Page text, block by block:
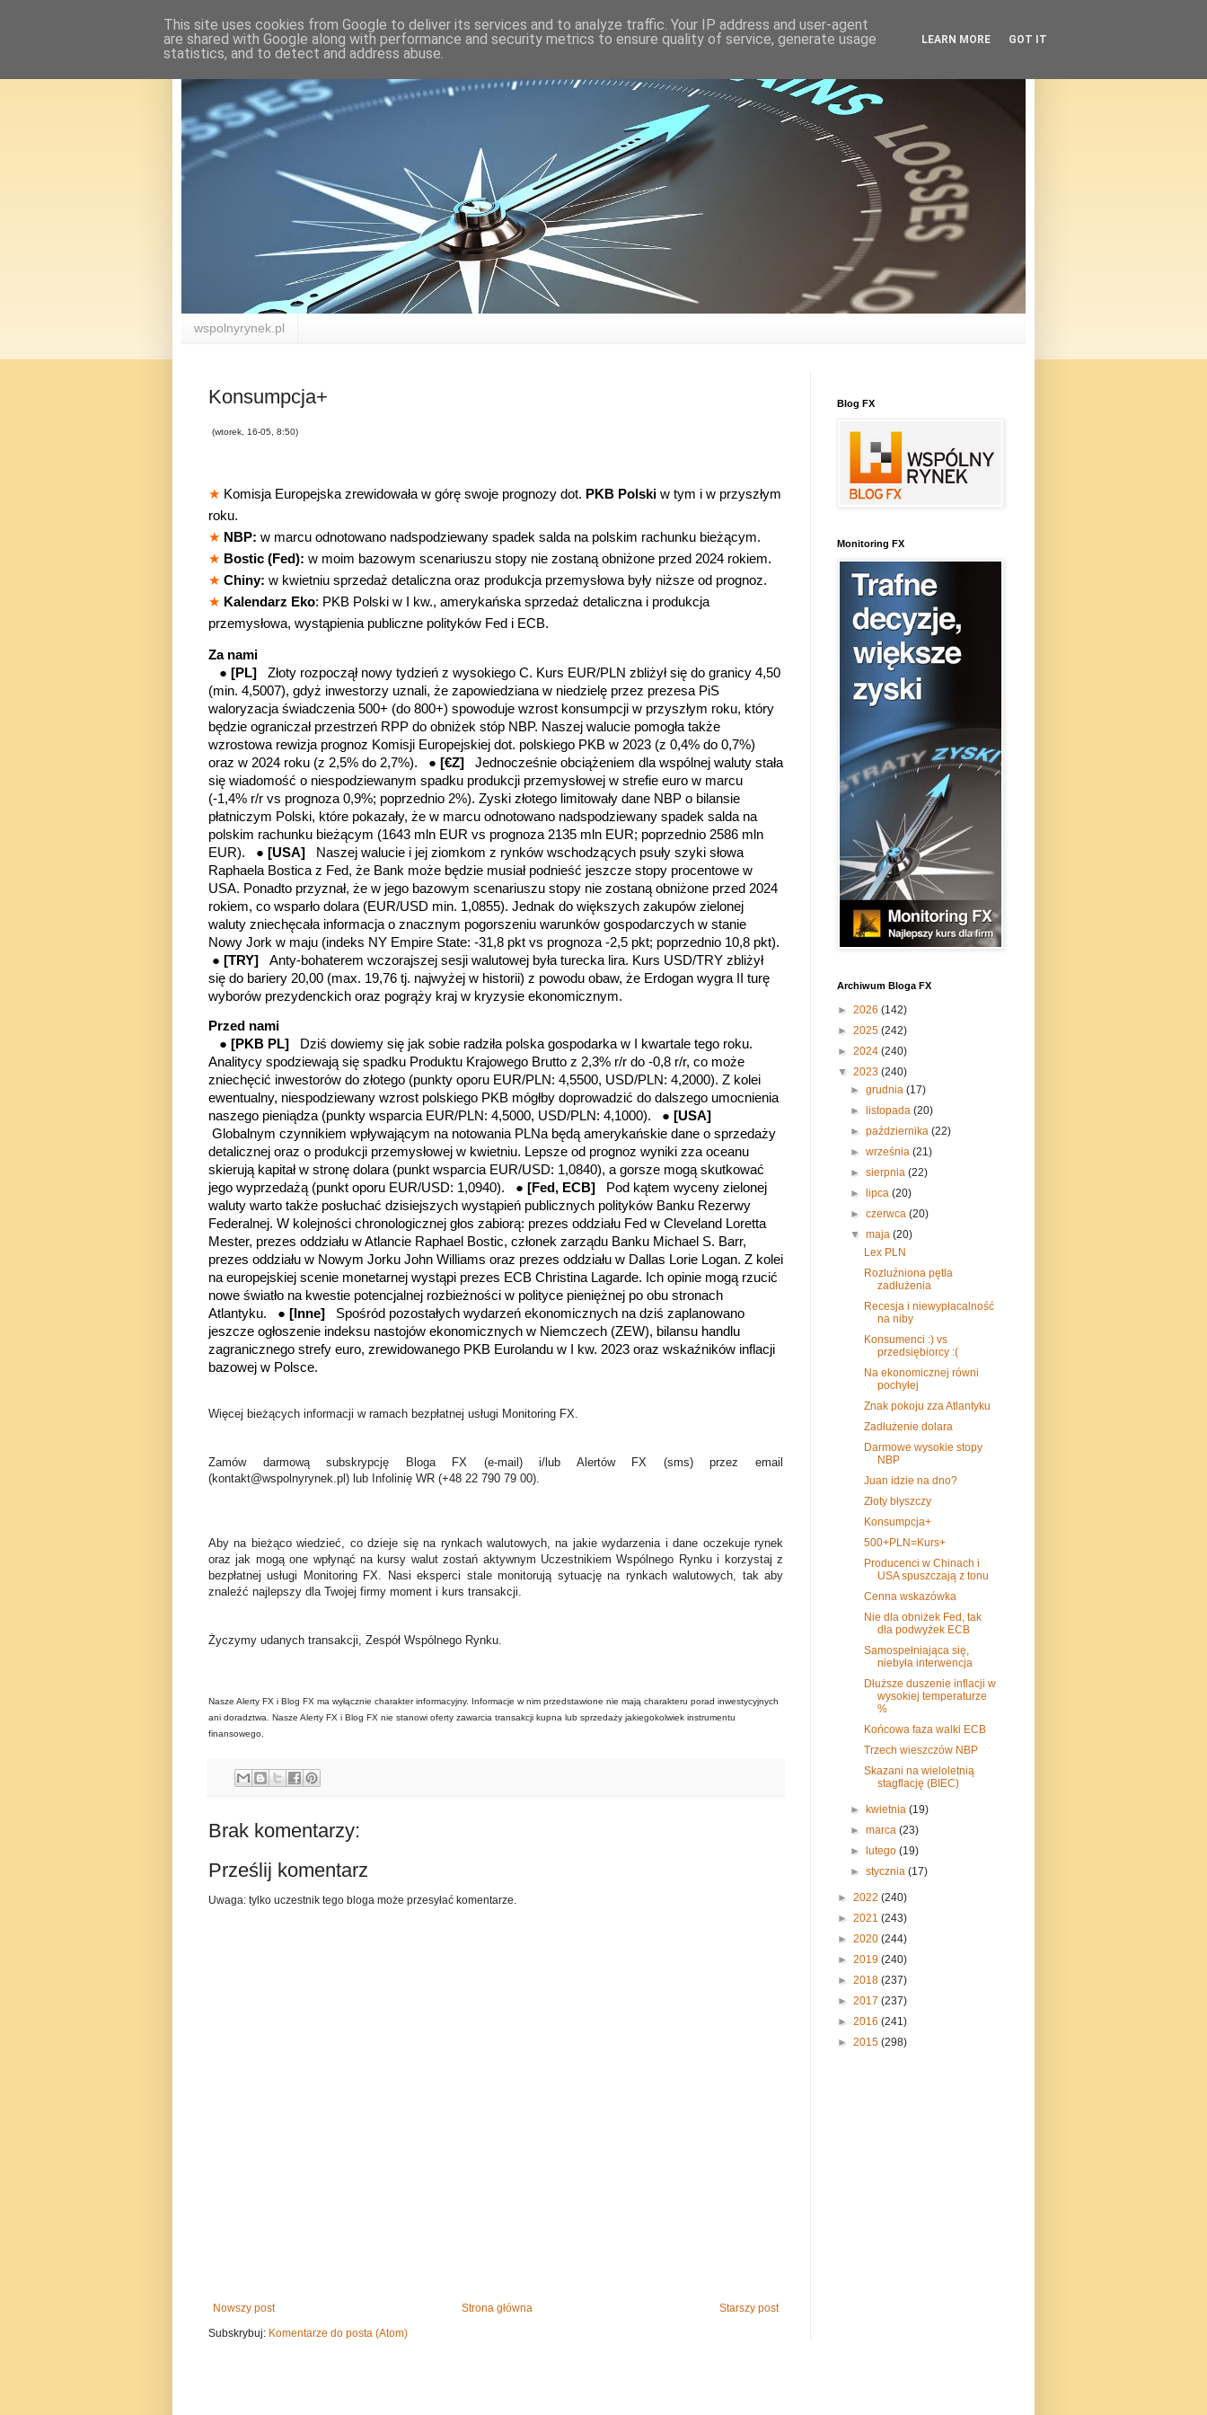
wspolnyrynek.pl
Konsumpcja+
(wtorek, 16-05, 8:50)
★ Komisja Europejska zrewidowała w górę swoje prognozy dot. PKB Polski w tym i w przyszłym
roku.
★ NBP: w marcu odnotowano nadspodziewany spadek salda na polskim rachunku bieżącym.
★ Bostic (Fed): w moim bazowym scenariuszu stopy nie zostaną obniżone przed 2024 rokiem.
★ Chiny: w kwietniu sprzedaż detaliczna oraz produkcja przemysłowa były niższe od prognoz.
★ Kalendarz Eko: PKB Polski w I kw., amerykańska sprzedaż detaliczna i produkcja
przemysłowa, wystąpienia publiczne polityków Fed i ECB.
Za nami
● [PL] Złoty rozpoczął nowy tydzień z wysokiego C. Kurs EUR/PLN zbliżył się do granicy 4,50
(min. 4,5007), gdyż inwestorzy uznali, że zapowiedziana w niedzielę przez prezesa PiS
waloryzacja świadczenia 500+ (do 800+) spowoduje wzrost konsumpcji w przyszłym roku, który
będzie ograniczał przestrzeń RPP do obniżek stóp NBP. Naszej walucie pomogła także
wzrostowa rewizja prognoz Komisji Europejskiej dot. polskiego PKB w 2023 (z 0,4% do 0,7%)
oraz w 2024 roku (z 2,5% do 2,7%). ● [€Z] Jednocześnie obciążeniem dla wspólnej waluty stała
się wiadomość o niespodziewanym spadku produkcji przemysłowej w strefie euro w marcu
(-1,4% r/r vs prognoza 0,9%; poprzednio 2%). Zyski złotego limitowały dane NBP o bilansie
płatniczym Polski, które pokazały, że w marcu odnotowano nadspodziewany spadek salda na
polskim rachunku bieżącym (1643 mln EUR vs prognoza 2135 mln EUR; poprzednio 2586 mln
EUR). ● [USA]
Naszej walucie i jej ziomkom z rynków wschodzących psuły szyki słowa
Raphaela Bostica z Fed, że Bank może będzie musiał podnieść jeszcze stopy procentowe w
USA. Ponadto przyznał, że w jego bazowym scenariuszu stopy nie zostaną obniżone przed 2024
rokiem, co wsparło dolara (EUR/USD min. 1,0855). Jednak do większych zakupów zielonej
waluty zniechęcała informacja o znacznym pogorszeniu warunków gospodarczych w stanie
Nowy Jork w maju (indeks NY Empire State: -31,8 pkt vs prognoza -2,5 pkt; poprzednio 10,8 pkt).
● [TRY] Anty-bohaterem wczorajszej sesji walutowej była turecka lira. Kurs USD/TRY zbliżył
się do bariery 20,00 (max. 19,76 tj. najwyżej w historii) z powodu obaw, że Erdogan wygra II turę
wyborów prezydenckich oraz pogrąży kraj w kryzysie ekonomicznym.
Przed nami
● [PKB PL] Dziś dowiemy się jak sobie radziła polska gospodarka w I kwartale tego roku.
Analitycy spodziewają się spadku Produktu Krajowego Brutto z 2,3% r/r do -0,8 r/r, co może
zniechęcić inwestorów do złotego (punkty oporu EUR/PLN: 4,5500, USD/PLN: 4,2000). Z kolei
ewentualny, niespodziewany wzrost polskiego PKB mógłby doprowadzić do dalszego umocnienia
naszego pieniądza (punkty wsparcia EUR/PLN: 4,5000, USD/PLN: 4,1000). ● [USA]
Globalnym czynnikiem wpływającym na notowania PLNa będą amerykańskie dane o sprzedaży
detalicznej oraz o produkcji przemysłowej w kwietniu. Lepsze od prognoz wyniki zza oceanu
skierują kapitał w stronę dolara (punkt wsparcia EUR/USD: 1,0840), a gorsze mogą skutkować
jego wyprzedażą (punkt oporu EUR/USD: 1,0940). ● [Fed, ECB]
Pod kątem wyceny zielonej
waluty warto także posłuchać dzisiejszych wystąpień publicznych polityków Banku Rezerwy
Federalnej. W kolejności chronologicznej głos zabiorą: prezes oddziału Fed w Cleveland Loretta
Mester, prezes oddziału w Atlancie Raphael Bostic, członek zarządu Banku Michael S. Barr,
prezes oddziału w Nowym Jorku John Williams oraz prezes oddziału w Dallas Lorie Logan. Z kolei
na europejskiej scenie monetarnej wystąpi prezes ECB Christina Lagarde. Ich opinie mogą rzucić
nowe światło na kwestie potencjalnej rozbieżności w polityce pieniężnej po obu stronach
Atlantyku. ● [Inne] Spośród pozostałych wydarzeń ekonomicznych na dziś zaplanowano
jeszcze ogłoszenie indeksu nastojów ekonomicznych w Niemczech (ZEW), bilansu handlu
zagranicznego strefy euro, zrewidowanego PKB Eurolandu w I kw. 2023 oraz wskaźników inflacji
bazowej w Polsce.
Więcej bieżących informacji w ramach bezpłatnej usługi Monitoring FX.
Zamów darmową subskrypcję Bloga FX (e-mail) i/lub Alertów FX (sms) przez email
(kontakt@wspolnyrynek.pl) lub Infolinię WR (+48 22 790 79 00).
Aby na bieżąco wiedzieć, co dzieje się na rynkach walutowych, na jakie wydarzenia i dane oczekuje rynek
oraz jak mogą one wpłynąć na kursy walut zostań aktywnym Uczestnikiem Wspólnego Rynku i korzystaj z
bezpłatnej usługi Monitoring FX. Nasi eksperci stale monitorują sytuację na rynkach walutowych, tak aby
znaleźć najlepszy dla Twojej firmy moment i kurs transakcji.
Życzymy udanych transakcji, Zespół Wspólnego Rynku.
Nasze Alerty FX i Blog FX ma wyłącznie charakter informacyjny. Informacje w nim przedstawione nie mają charakteru porad inwestycyjnych
ani doradztwa. Nasze Alerty FX i Blog FX nie stanowi oferty zawarcia transakcji kupna lub sprzedaży jakiegokolwiek instrumentu
finansowego.
Brak komentarzy:
Prześlij komentarz
Uwaga: tylko uczestnik tego bloga może przesyłać komentarze.
Nowszy post Starszy post
Strona główna
Subskrybuj: Komentarze do posta (Atom)
Blog FX
Monitoring FX
Archiwum Bloga FX
► 2026 (142)
► 2025 (242)
► 2024 (240)
▼ 2023 (240)
►grudnia(17)
►listopada(20)
►października(22)
►września(21)
►sierpnia(22)
►lipca(20)
►czerwca(20)
▼maja(20)
Lex PLN
Rozluźniona pętla
zadłużenia
Recesja i niewypłacalność
na niby
Konsumenci :) vs
przedsiębiorcy :(
Na ekonomicznej równi
pochyłej
Znak pokoju zza Atlantyku
Zadłużenie dolara
Darmowe wysokie stopy
NBP
Juan idzie na dno?
Złoty błyszczy
Konsumpcja+
500+PLN=Kurs+
Producenci w Chinach i
USA spuszczają z tonu
Cenna wskazówka
Nie dla obniżek Fed, tak
dla podwyżek ECB
Samospełniająca się,
niebyła interwencja
Dłuższe duszenie inflacji w
wysokiej temperaturze
%
Końcowa faza walki ECB
Trzech wieszczów NBP
Skazani na wieloletnią
stagflację (BIEC)
►kwietnia(19)
►marca(23)
►lutego(19)
►stycznia(17)
► 2022 (240)
► 2021 (243)
► 2020 (244)
► 2019 (240)
► 2018 (237)
► 2017 (237)
► 2016 (241)
► 2015 (298)
This site uses cookies from Google to deliver its services and to analyze traffic. Your IP address and user-agent
are shared with Google along with performance and security metrics to ensure quality of service, generate usage
statistics, and to detect and address abuse.
LEARN MORE GOT IT